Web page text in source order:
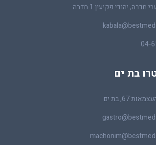
יהודי פקיעין 1 חדרה
04-
בת ים
67, בת ים